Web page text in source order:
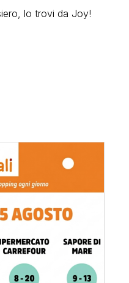
lo trovi da Joy!